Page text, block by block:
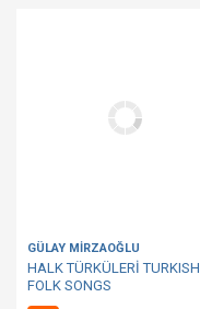
GÜLAY MİRZAOĞLU
HALK TÜRKÜLERİ TURKISH
FOLK SONGS